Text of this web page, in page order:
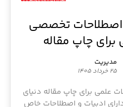
اصطلاحات تخصصی
چاپ مقاله
مدیریت
۲۵ خرداد ۱۴۰۵
علمی برای چاپ مقاله دنیای
ادبیات و اصطلاحات خاص